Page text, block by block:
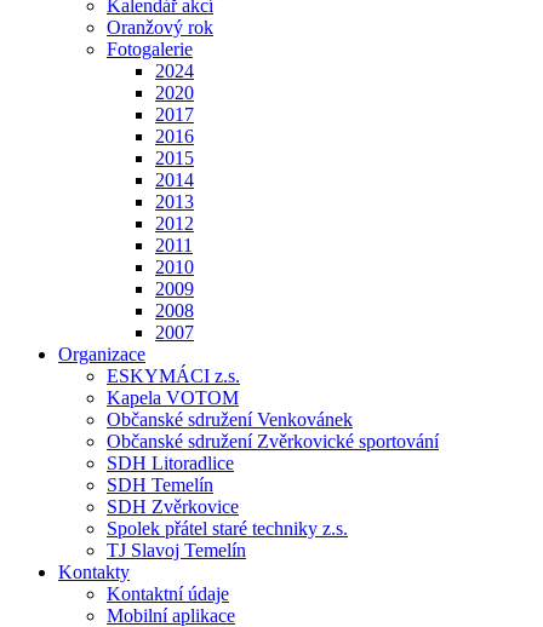
Kalendář akcí
Oranžový rok
Fotogalerie
2024
2020
2017
2016
2015
2014
2013
2012
2011
2010
2009
2008
2007
Organizace
ESKYMÁCI z.s.
Kapela VOTOM
Občanské sdružení Venkovánek
Občanské sdružení Zvěrkovické sportování
SDH Litoradlice
SDH Temelín
SDH Zvěrkovice
Spolek přátel staré techniky z.s.
TJ Slavoj Temelín
Kontakty
Kontaktní údaje
Mobilní aplikace